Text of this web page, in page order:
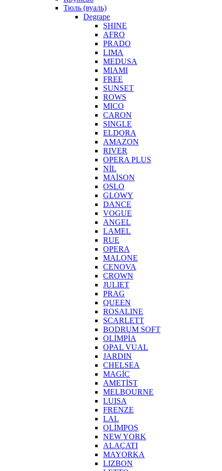
Тюль (вуаль)
Degrape
SHINE
AFRO
PRADO
LIMA
MEDUSA
MIAMI
FREE
SUNSET
ROWS
MICO
CARON
SINGLE
ELDORA
AMAZON
RIVER
OPERA PLUS
NİL
MAİSON
OSLO
GLOWY
DANCE
VOGUE
ANGEL
LAMEL
RUE
OPERA
MALONE
CENOVA
CROWN
JULIET
PRAG
QUEEN
ROSALINE
SCARLETT
BODRUM SOFT
OLİMPİA
OPAL VUAL
JARDIN
CHELSEA
MAGİC
AMETİST
MELBOURNE
LUISA
FRENZE
LAL
OLİMPOS
NEW YORK
ALAÇATI
MAYORKA
LIZBON